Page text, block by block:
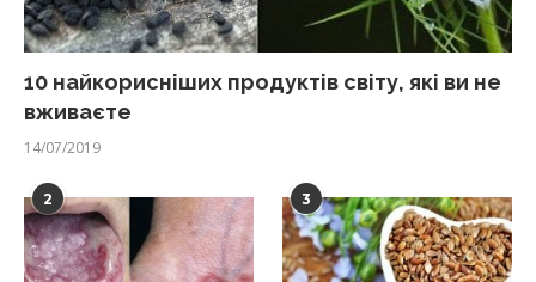
10 найкорисніших продуктів світу, які ви не
вживаєте
14/07/2019
2 3